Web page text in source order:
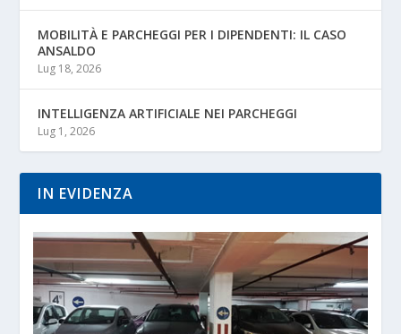
MOBILITÀ E PARCHEGGI PER I DIPENDENTI: IL CASO
ANSALDO
Lug 18, 2026
INTELLIGENZA ARTIFICIALE NEI PARCHEGGI
Lug 1, 2026
IN EVIDENZA